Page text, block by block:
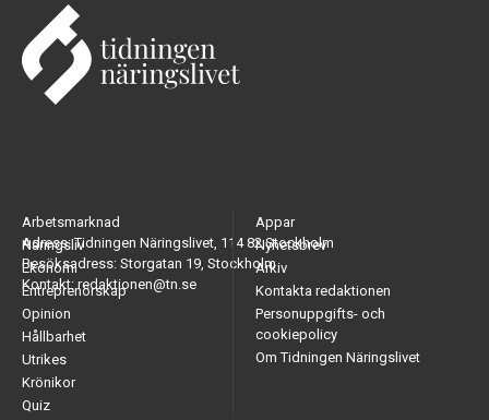
Adress: Tidningen Näringslivet, 114 82 Stockholm
Besöksadress: Storgatan 19, Stockholm
Kontakt: redaktionen@tn.se
Arbetsmarknad
Näringsliv
Ekonomi
Entreprenörskap
Opinion
Hållbarhet
Utrikes
Krönikor
Quiz
Appar
Nyhetsbrev
Arkiv
Kontakta redaktionen
Personuppgifts- och
cookiepolicy
Om Tidningen Näringslivet